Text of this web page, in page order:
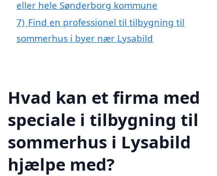
eller hele Sønderborg kommune
7) Find en professionel til tilbygning til
sommerhus i byer nær Lysabild
Hvad kan et firma med
speciale i tilbygning til
sommerhus i Lysabild
hjælpe med?